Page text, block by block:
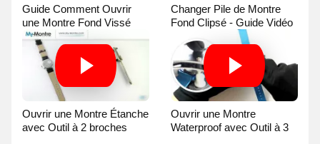
Guide Comment Ouvrir
une Montre Fond Vissé
avec une Balle
Changer Pile de Montre
Fond Clipsé - Guide Vidéo
Ouvrir une Montre Étanche
avec Outil à 2 broches
Ouvrir une Montre
Waterproof avec Outil à 3